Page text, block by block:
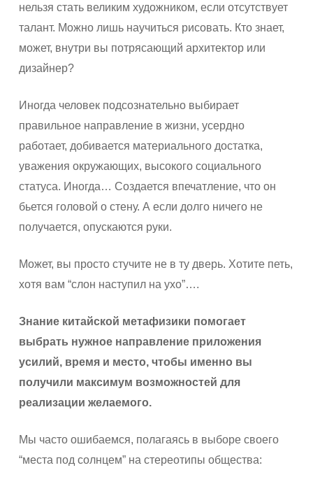
нельзя стать великим художником, если отсутствует
талант. Можно лишь научиться рисовать. Кто знает,
может, внутри вы потрясающий архитектор или
дизайнер?
Иногда человек подсознательно выбирает
правильное направление в жизни, усердно
работает, добивается материального достатка,
уважения окружающих, высокого социального
статуса. Иногда… Создается впечатление, что он
бьется головой о стену. А если долго ничего не
получается, опускаются руки.
Может, вы просто стучите не в ту дверь. Хотите петь,
хотя вам “слон наступил на ухо”….
Знание китайской метафизики помогает
выбрать нужное направление приложения
усилий, время и место, чтобы именно вы
получили максимум возможностей для
реализации желаемого.
Мы часто ошибаемся, полагаясь в выборе своего
“места под солнцем” на стереотипы общества: